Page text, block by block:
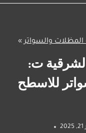
المظلات والسواتر »
ت:
سواتر للاسطح